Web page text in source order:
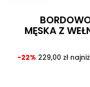
MĘSKA Z
-22% 229,00 zł